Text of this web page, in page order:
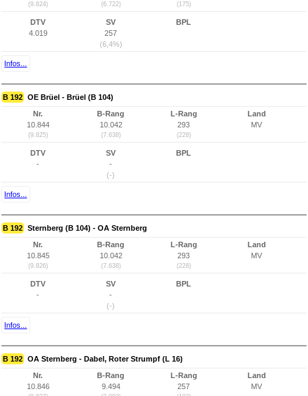
(9.824) (6.722) (175)
DTV
4.019
SV
257
(6,4%)
BPL
Infos...
B 192 OE Brüel - Brüel (B 104)
Nr.
10.844
(9.825)
B-Rang
10.042
(7.638)
L-Rang
293
(228)
Land
MV
DTV
-
SV
-
(-)
BPL
Infos...
B 192 Sternberg (B 104) - OA Sternberg
Nr.
10.845
(9.826)
B-Rang
10.042
(7.638)
L-Rang
293
(228)
Land
MV
DTV
-
SV
-
(-)
BPL
Infos...
B 192 OA Sternberg - Dabel, Roter Strumpf (L 16)
Nr.
10.846
B-Rang
9.494
L-Rang
257
Land
MV